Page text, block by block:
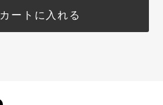
カートに入れる